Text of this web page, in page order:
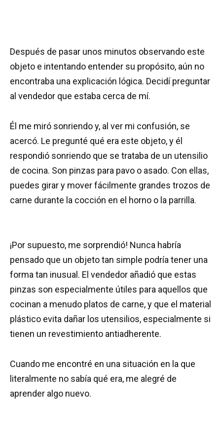
Después de pasar unos minutos observando este
objeto e intentando entender su propósito, aún no
encontraba una explicación lógica. Decidí preguntar
al vendedor que estaba cerca de mí.
Él me miró sonriendo y, al ver mi confusión, se
acercó. Le pregunté qué era este objeto, y él
respondió sonriendo que se trataba de un utensilio
de cocina. Son pinzas para pavo o asado. Con ellas,
puedes girar y mover fácilmente grandes trozos de
carne durante la cocción en el horno o la parrilla.
¡Por supuesto, me sorprendió! Nunca habría
pensado que un objeto tan simple podría tener una
forma tan inusual. El vendedor añadió que estas
pinzas son especialmente útiles para aquellos que
cocinan a menudo platos de carne, y que el material
plástico evita dañar los utensilios, especialmente si
tienen un revestimiento antiadherente.
Cuando me encontré en una situación en la que
literalmente no sabía qué era, me alegré de
aprender algo nuevo.